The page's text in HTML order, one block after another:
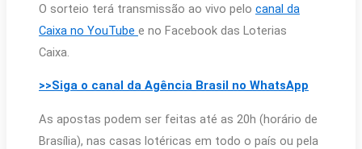
O sorteio terá transmissão ao vivo pelo canal da
Caixa no YouTube e no Facebook das Loterias
Caixa.
>>Siga o canal da Agência Brasil no WhatsApp
As apostas podem ser feitas até as 20h (horário de
Brasília), nas casas lotéricas em todo o país ou pela